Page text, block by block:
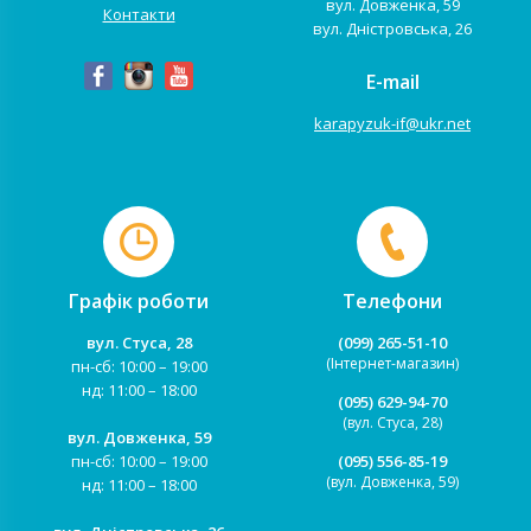
Контакти
вул. Довженка, 59
вул. Дністровська, 26
E-mail
karapyzuk-if@ukr.net
Графік роботи
вул. Стуса, 28
пн-сб: 10:00 – 19:00
нд: 11:00 – 18:00
вул. Довженка, 59
пн-сб: 10:00 – 19:00
нд: 11:00 – 18:00
Телефони
(099) 265-51-10
(Інтернет-магазин)
(095) 629-94-70
(вул. Стуса, 28)
(095) 556-85-19
(вул. Довженка, 59)